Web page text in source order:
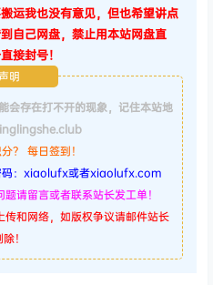
运我也没有意见，但也希望讲点
自己网盘，禁止用本站网盘直
接封号！
明
会存在打不开的现象，记住本站地
？ 每日签到！
码：xiaolufx或者xiaolufx.com
请留言或者联系站长发工单！
和网络，如版权争议请邮件站长
！